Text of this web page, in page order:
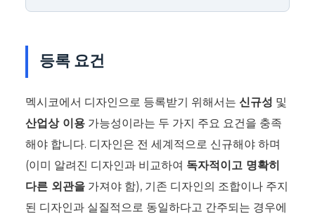
등록 요건
멕시코에서 디자인으로 등록받기 위해서는 신규성 및
산업상 이용 가능성이라는 두 가지 주요 요건을 충족
해야 합니다. 디자인은 전 세계적으로 신규해야 하며
(이미 알려진 디자인과 비교하여 독자적이고 명확히
다른 외관을 가져야 함), 기존 디자인의 조합이나 주지
된 디자인과 실질적으로 동일하다고 간주되는 경우에